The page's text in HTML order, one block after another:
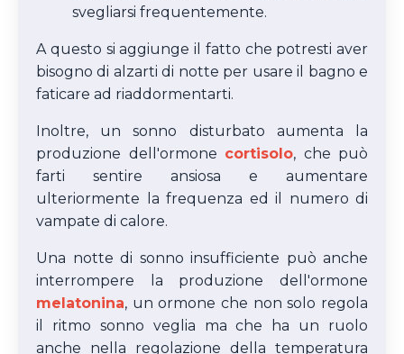
svegliarsi frequentemente.
A questo si aggiunge il fatto che potresti aver
bisogno di alzarti di notte per usare il bagno e
faticare ad riaddormentarti.
Inoltre, un sonno disturbato aumenta la
produzione dell'ormone cortisolo, che può
farti sentire ansiosa e aumentare
ulteriormente la frequenza ed il numero di
vampate di calore.
Una notte di sonno insufficiente può anche
interrompere la produzione dell'ormone
melatonina, un ormone che non solo regola
il ritmo sonno veglia ma che ha un ruolo
anche nella regolazione della temperatura